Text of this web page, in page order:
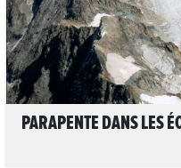
PARAPENTE DANS LES